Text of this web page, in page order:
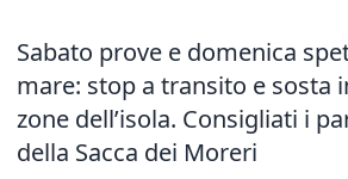
Sabato prove e domenica
mare: stop a transito e sosta
zone dell’isola. Consigliati i
della Sacca dei Moreri